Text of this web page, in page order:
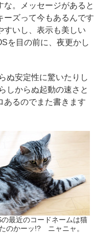
。メッセージがあると
ーズって今もあるんです
すいし、表示も美しい
を目の前に、夜更かし
ぬ安定性に驚いたりし
しからぬ起動の速さと
るのでまた書きます
の最近のコードネームは猫
のかーッ!? ニャニャ。